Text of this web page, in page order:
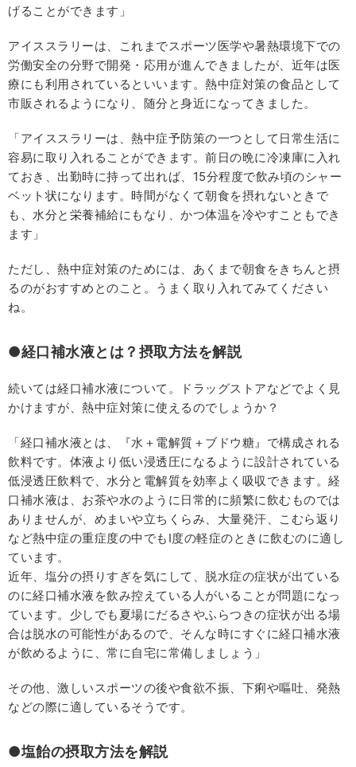
げることができます」
アイススラリーは、これまでスポーツ医学や暑熱環境下での
労働安全の分野で開発・応用が進んできましたが、近年は医
療にも利用されているといいます。熱中症対策の食品として
市販されるようになり、随分と身近になってきました。
「アイススラリーは、熱中症予防策の一つとして日常生活に
容易に取り入れることができます。前日の晩に冷凍庫に入れ
ておき、出勤時に持って出れば、15分程度で飲み頃のシャー
ベット状になります。時間がなくて朝食を摂れないときで
も、水分と栄養補給にもなり、かつ体温を冷やすこともでき
ます」
ただし、熱中症対策のためには、あくまで朝食をきちんと摂
るのがおすすめとのこと。うまく取り入れてみてください
ね。
●経口補水液とは？摂取方法を解説
続いては経口補水液について。ドラッグストアなどでよく見
かけますが、熱中症対策に使えるのでしょうか？
「経口補水液とは、『水＋電解質＋ブドウ糖』で構成される
飲料です。体液より低い浸透圧になるように設計されている
低浸透圧飲料で、水分と電解質を効率よく吸収できます。経
口補水液は、お茶や水のように日常的に頻繁に飲むものでは
ありませんが、めまいや立ちくらみ、大量発汗、こむら返り
など熱中症の重症度の中でもI度の軽症のときに飲むのに適し
ています。
近年、塩分の摂りすぎを気にして、脱水症の症状が出ている
のに経口補水液を飲み控えている人がいることが問題になっ
ています。少しでも夏場にだるさやふらつきの症状が出る場
合は脱水の可能性があるので、そんな時にすぐに経口補水液
が飲めるように、常に自宅に常備しましょう」
その他、激しいスポーツの後や食欲不振、下痢や嘔吐、発熱
などの際に適しているそうです。
●塩飴の摂取方法を解説